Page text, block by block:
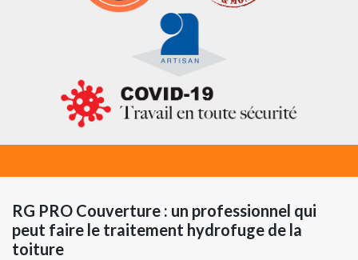
RG PRO Couverture : un professionnel qui
peut faire le traitement hydrofuge de la
toiture